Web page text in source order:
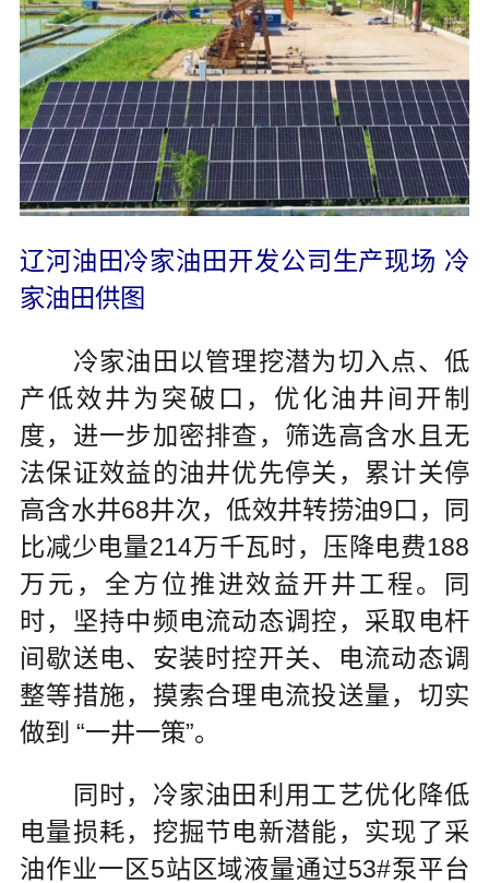
辽河油田冷家油田开发公司生产现场 冷
家油田供图
冷家油田以管理挖潜为切入点、低
产低效井为突破口，优化油井间开制
度，进一步加密排查，筛选高含水且无
法保证效益的油井优先停关，累计关停
高含水井68井次，低效井转捞油9口，同
比减少电量214万千瓦时，压降电费188
万元，全方位推进效益开井工程。同
时，坚持中频电流动态调控，采取电杆
间歇送电、安装时控开关、电流动态调
整等措施，摸索合理电流投送量，切实
做到 “一井一策”。
同时，冷家油田利用工艺优化降低
电量损耗，挖掘节电新潜能，实现了采
油作业一区5站区域液量通过53#泵平台